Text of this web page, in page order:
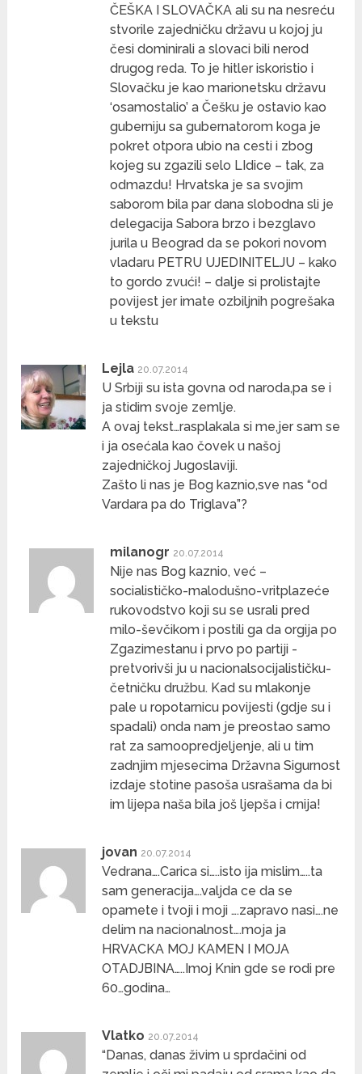
ČEŠKA I SLOVAČKA ali su na nesreću
stvorile zajedničku državu u kojoj ju
česi dominirali a slovaci bili nerod
drugog reda. To je hitler iskoristio i
Slovačku je kao marionetsku državu
‘osamostalio’ a Češku je ostavio kao
guberniju sa gubernatorom koga je
pokret otpora ubio na cesti i zbog
kojeg su zgazili selo LIdice – tak, za
odmazdu! Hrvatska je sa svojim
saborom bila par dana slobodna sli je
delegacija Sabora brzo i bezglavo
jurila u Beograd da se pokori novom
vladaru PETRU UJEDINITELJU – kako
to gordo zvući! – dalje si prolistajte
povijest jer imate ozbiljnih pogrešaka
u tekstu
Lejla 20.07.2014
U Srbiji su ista govna od naroda,pa se i
ja stidim svoje zemlje.
A ovaj tekst…rasplakala si me,jer sam se
i ja osećala kao čovek u našoj
zajedničkoj Jugoslaviji.
Zašto li nas je Bog kaznio,sve nas “od
Vardara pa do Triglava”?
milanogr 20.07.2014
Nije nas Bog kaznio, već –
socialističko-malodušno-vritplazeće
rukovodstvo koji su se usrali pred
milo-ševčikom i postili ga da orgija po
Zgazimestanu i prvo po partiji -
pretvorivši ju u nacionalsocijalističku-
četničku družbu. Kad su mlakonje
pale u ropotarnicu povijesti (gdje su i
spadali) onda nam je preostao samo
rat za samoopredjeljenje, ali u tim
zadnjim mjesecima Državna Sigurnost
izdaje stotine pasoša usrašama da bi
im lijepa naša bila još ljepša i crnija!
jovan 20.07.2014
Vedrana….Carica si…..isto ija mislim…..ta
sam generacija….valjda ce da se
opamete i tvoji i moji ….zapravo nasi….ne
delim na nacionalnost….moja ja
HRVACKA MOJ KAMEN I MOJA
OTADJBINA…..Imoj Knin gde se rodi pre
60…godina…
Vlatko 20.07.2014
“Danas, danas živim u sprdačini od